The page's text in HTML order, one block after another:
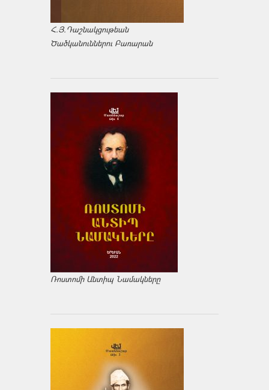
Հ.Յ.Դաշնակցութեան
Ծածկանուններու Բառարան
Ռոստոմի Անտիպ Նամակները